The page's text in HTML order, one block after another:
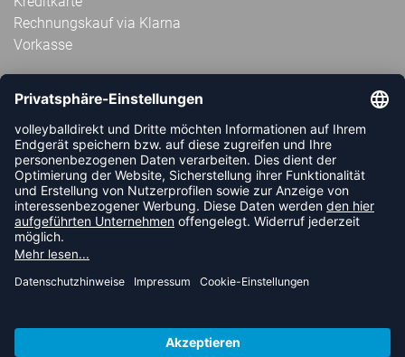
Rechnungskauf via Klarna
Vorkasse
ABONNIERE JETZT DEN KOSTENLOSEN
VOLLEYBALLDIREKT-NEWSLETTER UND VERPASSE KEINE
NEUIGKEIT ODER AKTION MEHR.
JETZT ANMELDEN